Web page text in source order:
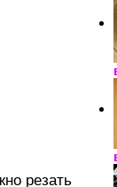
резать